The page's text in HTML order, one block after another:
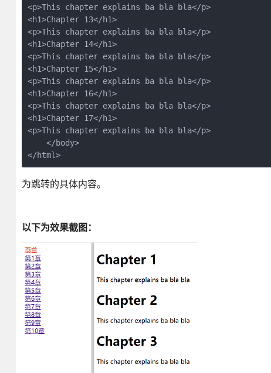
<p>This chapter explains ba bla bla</p>
<h1>Chapter 13</h1>
<p>This chapter explains ba bla bla</p>
<h1>Chapter 14</h1>
<p>This chapter explains ba bla bla</p>
<h1>Chapter 15</h1>
<p>This chapter explains ba bla bla</p>
<h1>Chapter 16</h1>
<p>This chapter explains ba bla bla</p>
<h1>Chapter 17</h1>
<p>This chapter explains ba bla bla</p>
    </body>
</html>
为跳转的具体内容。
以下为效果截图：